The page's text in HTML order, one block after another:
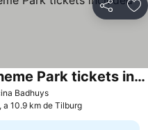
Partilhar
Badhuys
Efteling Grand Hotel - Theme Park tickets included
a 10.9 km de Tilburg